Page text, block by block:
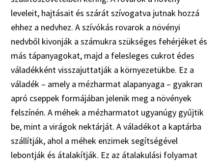
leveleit, hajtásait és szárát szívogatva jutnak hozzá
ehhez a nedvhez. A szívókás rovarok a növényi
nedvből kivonják a számukra szükséges fehérjéket és
más tápanyagokat, majd a felesleges cukrot édes
váladékként visszajuttatják a környezetükbe. Ez a
váladék – amely a mézharmat alapanyaga – gyakran
apró cseppek formájában jelenik meg a növények
felszínén. A méhek a mézharmatot ugyanúgy gyűjtik
be, mint a virágok nektárját. A váladékot a kaptárba
szállítják, ahol a méhek enzimek segítségével
lebontják és átalakítják. Ez az átalakulási folyamat